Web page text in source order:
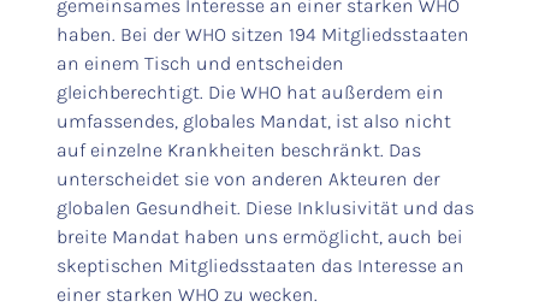
gemeinsames Interesse an einer starken WHO
haben. Bei der WHO sitzen 194 Mitgliedsstaaten
an einem Tisch und entscheiden
gleichberechtigt. Die WHO hat außerdem ein
umfassendes, globales Mandat, ist also nicht
auf einzelne Krankheiten beschränkt. Das
unterscheidet sie von anderen Akteuren der
globalen Gesundheit. Diese Inklusivität und das
breite Mandat haben uns ermöglicht, auch bei
skeptischen Mitgliedsstaaten das Interesse an
einer starken WHO zu wecken.